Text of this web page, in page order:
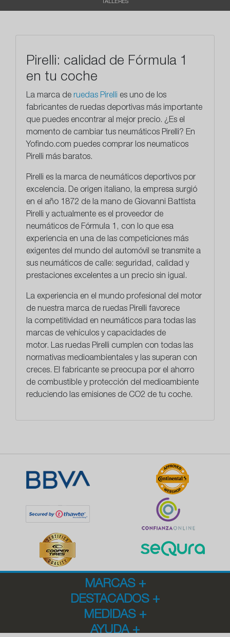
TALLERES
Pirelli: calidad de Fórmula 1
en tu coche
La marca de ruedas Pirelli es uno de los
fabricantes de ruedas deportivas más importante
que puedes encontrar al mejor precio. ¿Es el
momento de cambiar tus neumáticos Pirelli? En
Yofindo.com puedes comprar los neumaticos
Pirelli más baratos.
Pirelli es la marca de neumáticos deportivos por
excelencia. De origen italiano, la empresa surgió
en el año 1872 de la mano de Giovanni Battista
Pirelli y actualmente es el proveedor de
neumáticos de Fórmula 1, con lo que esa
experiencia en una de las competiciones más
exigentes del mundo del automóvil se transmite a
sus neumáticos de calle: seguridad, calidad y
prestaciones excelentes a un precio sin igual.
La experiencia en el mundo profesional del motor
de nuestra marca de ruedas Pirelli favorece
la competitividad en neumáticos para todas las
marcas de vehículos y capacidades de
motor. Las ruedas Pirelli cumplen con todas las
normativas medioambientales y las superan con
creces. El fabricante se preocupa por el ahorro
de combustible y protección del medioambiente
reduciendo las emisiones de CO2 de tu coche.
MARCAS +
DESTACADOS +
MEDIDAS +
AYUDA+